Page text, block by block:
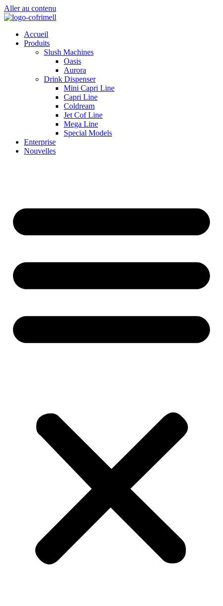
Aller au contenu
Accueil
Produits
Slush Machines
Oasis
Aurora
Drink Dispenser
Mini Capri Line
Capri Line
Coldream
Jet Cof Line
Mega Line
Special Models
Enterprise
Nouvelles